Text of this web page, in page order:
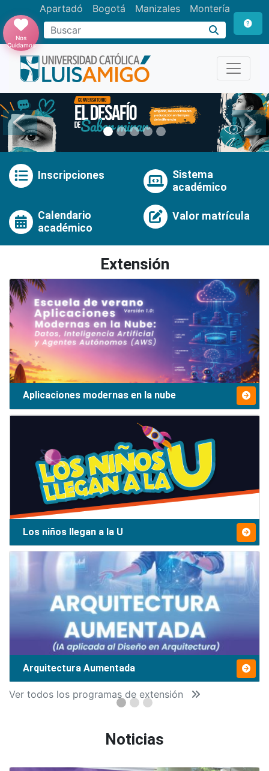
Apartadó Bogotá Manizales Montería
Buscar
Nos
Cuidamos
Anterior
Inscripciones
Sistema
académico
Calendario
académico
Valor matrícula
Extensión
Aplicaciones modernas en la nube
Los niños llegan a la U
Arquitectura Aumentada
Ver todos los programas de extensión
Noticias